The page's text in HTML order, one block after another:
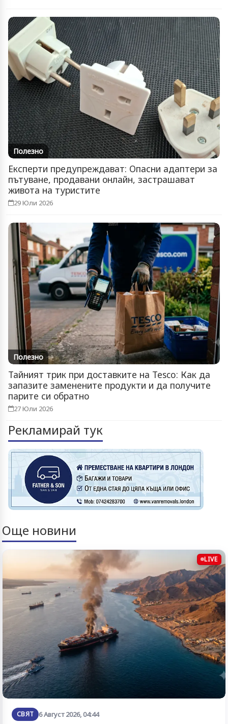
Полезно
Експерти предупреждават: Опасни адаптери за
пътуване, продавани онлайн, застрашават
живота на туристите
29 Юли 2026
Полезно
Тайният трик при доставките на Tesco: Как да
запазите заменените продукти и да получите
парите си обратно
27 Юли 2026
Рекламирай тук
Още новини
LIVE
СВЯТ 6 Август 2026, 04:44